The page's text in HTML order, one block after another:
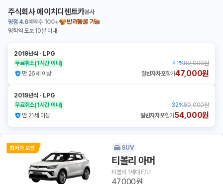
주식회사 에이치디렌트카본사
평점 4.6예약수 100+
반려동물 가능
명학역 도보 10분 이내
2019년식 ㆍ LPG
무료취소(1시간 이내) 41 %80,000원
만 26세 이상
일반자차포함가47,000원
2019년식 ㆍ LPG
무료취소(1시간 이내) 32%80,000원
만 21세 이상
일반자차포함가54,000원
SUV
티볼리 아머
티볼리 1세대 F/L1
47,000원